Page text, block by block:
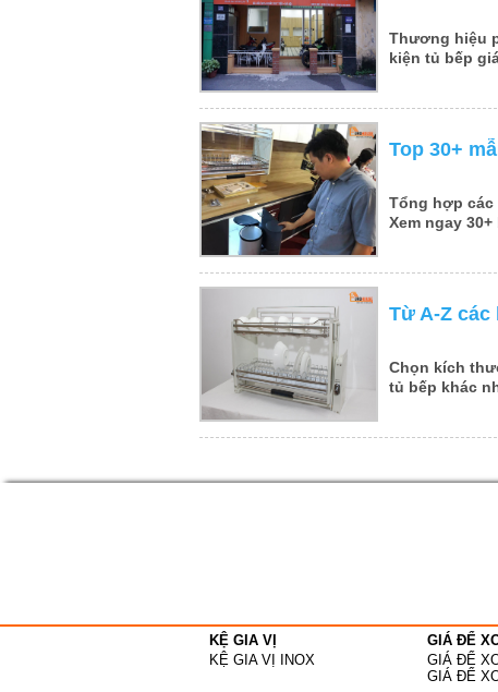
Thương hiệu
kiện tủ bếp
Top 30+
Tổng hợp các
Xem ngay
Từ A-Z
Chọn kích
tủ bếp khác
KỆ GIA VỊ
KỆ GIA VỊ INOX
GIÁ ĐỂ
GIÁ ĐỂ
GIÁ ĐỂ